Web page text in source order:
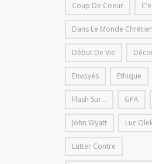
Coup De Coeur
Dans Le Monde Chrétien
Début De Vie
Envoyés Ethique
Flash Sur... GPA
John Wyatt Luc
Lutter Contre